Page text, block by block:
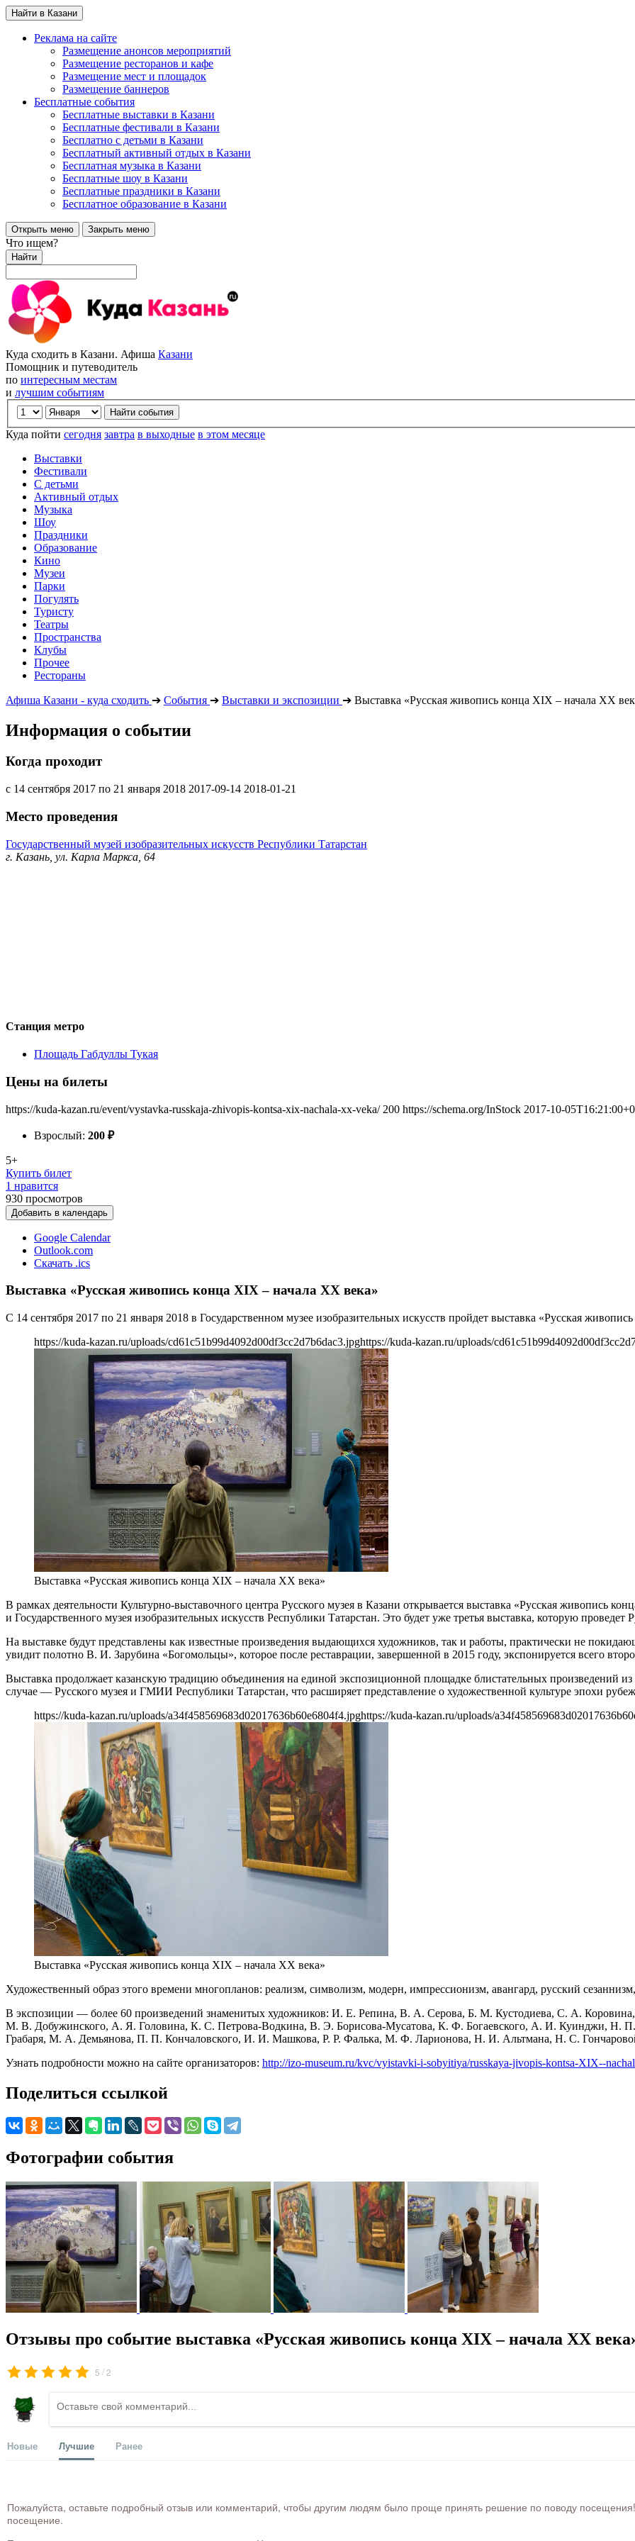
Найти в Казани
Реклама на сайте
Размещение анонсов мероприятий
Размещение ресторанов и кафе
Размещение мест и площадок
Размещение баннеров
Бесплатные события
Бесплатные выставки в Казани
Бесплатные фестивали в Казани
Бесплатно с детьми в Казани
Бесплатный активный отдых в Казани
Бесплатная музыка в Казани
Бесплатные шоу в Казани
Бесплатные праздники в Казани
Бесплатное образование в Казани
Открыть меню Закрыть меню
Что ищем?
Найти
Куда сходить в Казани. Афиша Казани
Помощник и путеводитель
по интересным местам
и лучшим событиям
Куда пойти сегодня завтра в выходные в этом месяце
Выставки
Фестивали
С детьми
Активный отдых
Музыка
Шоу
Праздники
Образование
Кино
Музеи
Парки
Погулять
Туристу
Театры
Пространства
Клубы
Прочее
Рестораны
Афиша Казани - куда сходить ➔ События ➔ Выставки и экспозиции ➔ Выставка «Русская живопись конца XIX – начала XX
Информация о событии
Когда проходит
с 14 сентября 2017 по 21 января 2018 2017-09-14 2018-01-21
Место проведения
Государственный музей изобразительных искусств Республики Татарстан
г. Казань, ул. Карла Маркса, 64
Станция метро
Площадь Габдуллы Тукая
Цены на билеты
https://kuda-kazan.ru/event/vystavka-russkaja-zhivopis-kontsa-xix-nachala-xx-veka/ 200 https://schema.org/InStock 2017-10-
Взрослый: 200 ₽
5+
Купить билет
1 нравится
930 просмотров
Добавить в календарь
Google Calendar
Outlook.com
Скачать .ics
Выставка «Русская живопись конца XIX – начала XX века»
С 14 сентября 2017 по 21 января 2018 в Государственном музее изобразительных искусств пройдет выставка «Русская
https://kuda-kazan.ru/uploads/cd61c51b99d4092d00df3cc2d7b6dac3.jpghttps://kuda-kazan.ru/uploads/
Выставка «Русская живопись конца XIX – начала XX века»
В рамках деятельности Культурно-выставочного центра Русского музея в Казани открывается выставка «Русская живопись
и Государственного музея изобразительных искусств Республики Татарстан. Это будет уже третья выставка, которую
На выставке будут представлены как известные произведения выдающихся художников, так и работы, практически не
увидит полотно В. И. Зарубина «Богомольцы», которое после реставрации, завершенной в 2015 году, экспонируется всего
Выставка продолжает казанскую традицию объединения на единой экспозиционной площадке блистательных произведений
случае — Русского музея и ГМИИ Республики Татарстан, что расширяет представление о художественной культуре эпохи
https://kuda-kazan.ru/uploads/a34f458569683d02017636b60e6804f4.jpghttps://kuda-kazan.ru/uploads/
Выставка «Русская живопись конца XIX – начала XX века»
Художественный образ этого времени многопланов: реализм, символизм, модерн, импрессионизм, авангард, русский
В экспозиции — более 60 произведений знаменитых художников: И. Е. Репина, В. А. Серова, Б. М. Кустодиева, С. А.
М. В. Добужинского, А. Я. Головина, К. С. Петрова-Водкина, В. Э. Борисова-Мусатова, К. Ф. Богаевского, А. И. Куинджи,
Грабаря, М. А. Демьянова, П. П. Кончаловского, И. И. Машкова, Р. Р. Фалька, М. Ф. Ларионова, Н. И. Альтмана, Н. С.
Узнать подробности можно на сайте организаторов: http://izo-museum.ru/kvc/vyistavki-i-sobyitiya/russkaya-jivopis-kontsa-XIX--
Поделиться ссылкой
Фотографии события
Отзывы про событие выставка «Русская живопись конца XIX – начала XX
5 /2
Новые Лучшие Ранее
Пожалуйста, оставьте подробный отзыв или комментарий, чтобы другим людям было проще принять решение по поводу посещения!
посещение.